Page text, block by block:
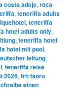
costa adeje,roca
,teneriffa adults
,teneriffa
hotel adults only,
,teneriffa hotel
hotel mit pool,
leitung,
,teneriffa reise
2026,trh taoro
einen